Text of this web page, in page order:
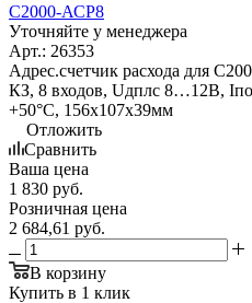
С2000-АСР8
Уточняйте у менеджера
Арт.: 26353
Адрес.счетчик расхода для
КЗ, 8 входов, Uдплс 8…12В,
+50°С, 156х107х39мм
Отложить
Сравнить
Ваша цена
1 830 руб.
Розничная цена
2 684,61 руб.
В корзину
Купить в 1 клик